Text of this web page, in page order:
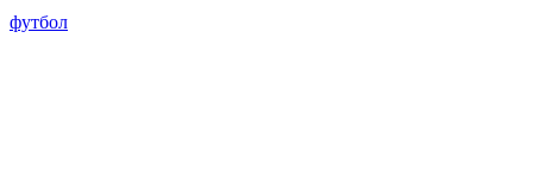
футбол